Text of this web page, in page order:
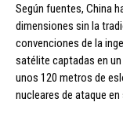
Según fuentes, China
dimensiones sin la
convenciones de la
satélite captadas en
unos 120 metros de
nucleares de ataque